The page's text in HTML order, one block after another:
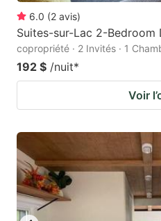
6.0 (2 avis)
Suites-sur-Lac 2-Bedroom
copropriété · 2 Invités · 1
192 $ /nuit*
Voir